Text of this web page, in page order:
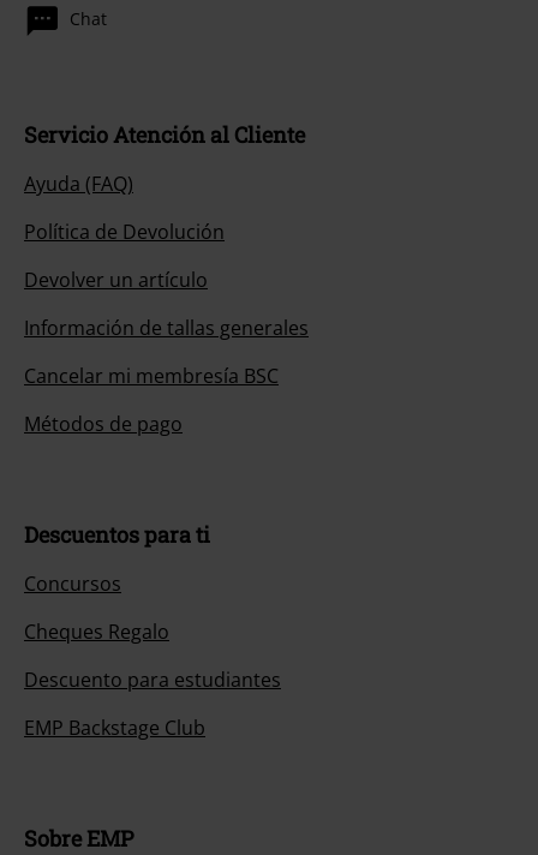
Chat
Servicio Atención al Cliente
Ayuda (FAQ)
Política de Devolución
Devolver un artículo
Información de tallas generales
Cancelar mi membresía BSC
Métodos de pago
Descuentos para ti
Concursos
Cheques Regalo
Descuento para estudiantes
EMP Backstage Club
Sobre EMP